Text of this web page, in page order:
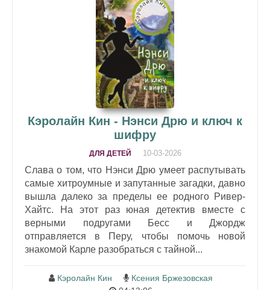
Кэролайн Кин - Нэнси Дрю и ключ к
шифру
ДЛЯ ДЕТЕЙ 10-03-2026
Слава о том, что Нэнси Дрю умеет распутывать
самые хитроумные и запутанные загадки, давно
вышла далеко за пределы ее родного Ривер-
Хайтс. На этот раз юная детектив вместе с
верными подругами Бесс и Джордж
отправляется в Перу, чтобы помочь новой
знакомой Карле разобраться с тайной...
Кэролайн Кин
Ксения Бржезовская